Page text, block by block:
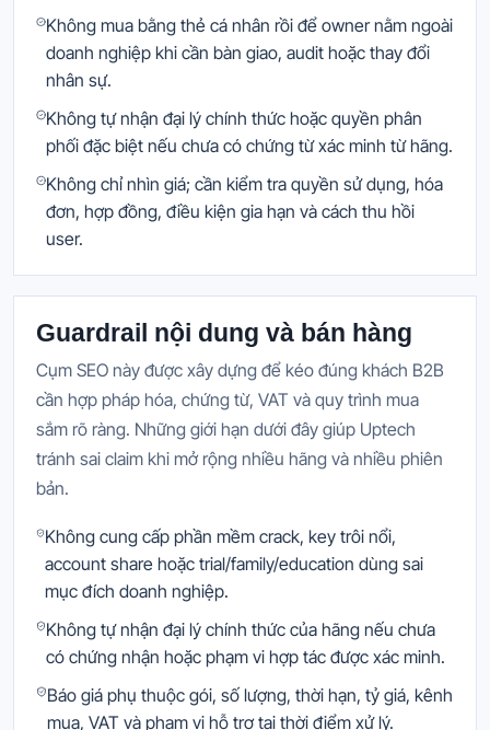
Không mua bằng thẻ cá nhân rồi để owner nằm ngoài
doanh nghiệp khi cần bàn giao, audit hoặc thay đổi
nhân sự.
Không tự nhận đại lý chính thức hoặc quyền phân
phối đặc biệt nếu chưa có chứng từ xác minh từ hãng.
Không chỉ nhìn giá; cần kiểm tra quyền sử dụng, hóa
đơn, hợp đồng, điều kiện gia hạn và cách thu hồi
user.
Guardrail nội dung và bán hàng
Cụm SEO này được xây dựng để kéo đúng khách B2B
cần hợp pháp hóa, chứng từ, VAT và quy trình mua
sắm rõ ràng. Những giới hạn dưới đây giúp Uptech
tránh sai claim khi mở rộng nhiều hãng và nhiều phiên
bản.
Không cung cấp phần mềm crack, key trôi nổi,
account share hoặc trial/family/education dùng sai
mục đích doanh nghiệp.
Không tự nhận đại lý chính thức của hãng nếu chưa
có chứng nhận hoặc phạm vi hợp tác được xác minh.
Báo giá phụ thuộc gói, số lượng, thời hạn, tỷ giá, kênh
mua, VAT và phạm vi hỗ trợ tại thời điểm xử lý.